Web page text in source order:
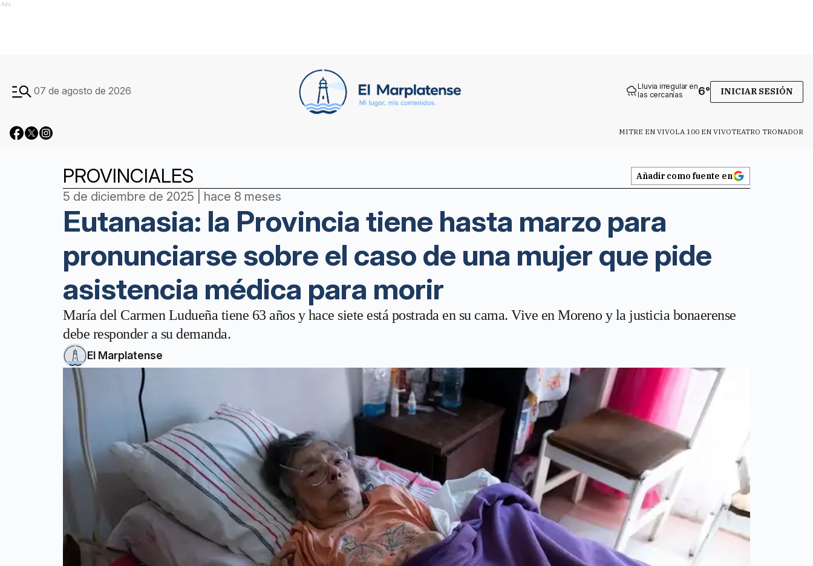
Ads
07 de agosto de 2026
Lluvia irregular en
las cercanías
6° INICIAR SESIÓN
MITRE EN VIVOLA 100 EN VIVOTEATRO TRONADOR
PROVINCIALES Añadir como fuente en
5 de diciembre de 2025 | hace 8 meses
Eutanasia: la Provincia tiene hasta marzo para
pronunciarse sobre el caso de una mujer que pide
asistencia médica para morir
María del Carmen Ludueña tiene 63 años y hace siete está postrada en su cama. Vive en Moreno y la justicia bonaerense
debe responder a su demanda.
El Marplatense